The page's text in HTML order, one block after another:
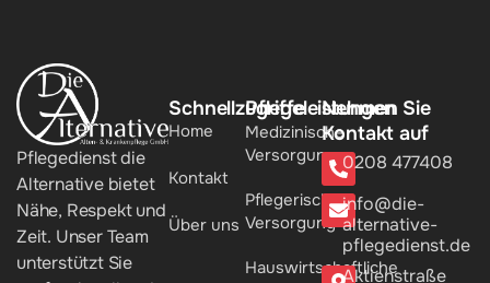
Pflegedienst die
Alternative bietet
Nähe, Respekt und
Zeit. Unser Team
unterstützt Sie
Schnellzugriffe
Home
Kontakt
Über uns
Pflegeleistungen
Medizinische
Versorgung
Pflegerische
Versorgung
Hauswirtschaftliche
Nehmen Sie
Kontakt auf
0208 477408
info@die-
alternative-
pflegedienst.de
Aktienstraße